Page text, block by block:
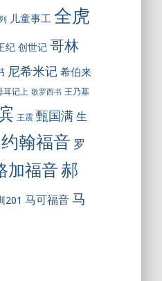
儿童事工 全虎
纪 创世记 哥林
尼希米记 希伯来
耳记上 歌罗西书 王乃基
王震 甄国满 生
约翰福音 罗
加福音郝
201 马可福音 马